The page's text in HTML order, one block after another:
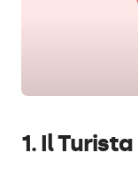
1. Il Turista